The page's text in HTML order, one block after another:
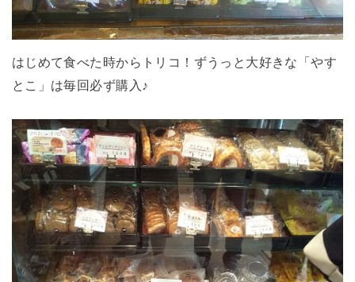
はじめて食べた時からトリコ！ずうっと大好きな「やす
とこ」は毎回必ず購入♪